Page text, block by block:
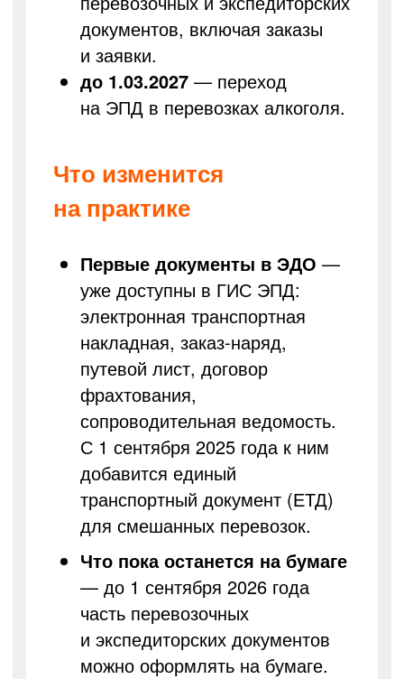
документов, включая заказы
и заявки.
до 1.03.2027 — переход
на ЭПД в перевозках алкоголя.
Что изменится
на практике
Первые документы в ЭДО —
уже доступны в ГИС ЭПД:
электронная транспортная
накладная, заказ-наряд,
путевой лист, договор
фрахтования,
сопроводительная ведомость.
С 1 сентября 2025 года к ним
добавится единый
транспортный документ (ЕТД)
для смешанных перевозок.
Что пока останется на бумаге
— до 1 сентября 2026 года
часть перевозочных
и экспедиторских документов
можно оформлять на бумаге.